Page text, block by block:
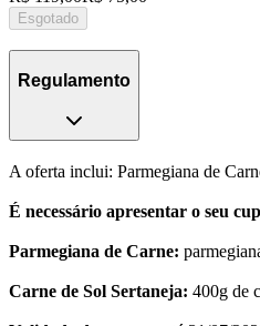
Esgotado
Regulamento
A oferta inclui: Parmegiana de
É necessário apresentar o seu
Parmegiana de Carne:
Carne de Sol Sertaneja: 400g de